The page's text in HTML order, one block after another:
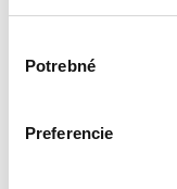
súhlasu
Potrebné
Preferencie